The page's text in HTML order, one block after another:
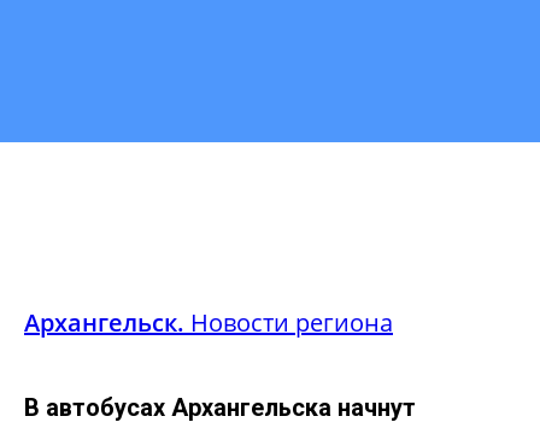
Архангельск. Новости региона
В автобусах Архангельска начнут